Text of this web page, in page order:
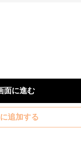
面に進む
追加する